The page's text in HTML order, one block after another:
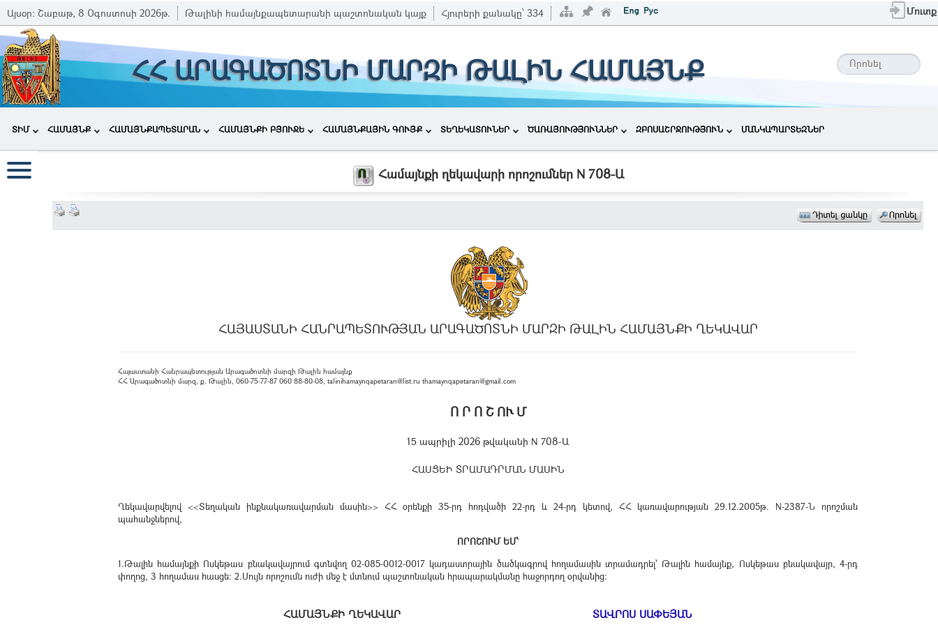
Այսօր: Շաբաթ, 8 Օգոստոսի 2026թ. Թալինի համայնքապետարանի պաշտոնական կայք Հյուրերի քանակը՝ 334 Մուտք
ՀՀ ԱՐԱԳԱԾՈՏՆԻ ՄԱՐԶԻ ԹԱԼԻՆ ՀԱՄԱՅՆՔ
ՏԻՄ ՀԱՄԱՅՆՔ ՀԱՄԱՅՆՔԱՊԵՏԱՐԱՆ ՀԱՄԱՅՆՔԻ ԲՅՈՒՋԵ ՀԱՄԱՅՆՔԱՅԻՆ ԳՈՒՅՔ ՏԵՂԵԿԱՏՈՒՆԵՐ ԾԱՌԱՅՈՒԹՅՈՒՆՆԵՐ ԶԲՈՍԱՇՐՋՈՒԹՅՈՒՆ ՄԱՆԿԱՊԱՐՏԵԶՆԵՐ
Համայնքի ղեկավարի որոշումներ N 708-Ա
ՀԱՅԱՍՏԱՆԻ ՀԱՆՐԱՊԵՏՈՒԹՅԱՆ ԱՐԱԳԱԾՈՏՆԻ ՄԱՐԶԻ ԹԱԼԻՆ ՀԱՄԱՅՆՔԻ ՂԵԿԱՎԱՐ
Հայաստանի Հանրապետության Արագածոտնի մարզի Թալին համայնք
ՀՀ Արագածոտնի մարզ, ք. Թալին, 060-75-77-87 060 88-80-08, talinihamaynqapetaran@list.ru thamaynqapetaran@gmail.com
Ո Ր Ո Շ ՈՒ Մ
15 ապրիլի 2026 թվականի N 708-Ա
ՀԱՍՑԵԻ ՏՐԱՄԱԴՐՄԱՆ ՄԱՍԻՆ
Ղեկավարվելով <<Տեղական ինքնակառավարման մասին>> ՀՀ օրենքի 35-րդ հոդվածի 22-րդ և 24-րդ կետով, ՀՀ կառավարության 29.12.2005թ. N-2387-Ն որոշման
պահանջներով,
ՈՐՈՇՈՒՄ ԵՄ՝
1.Թալին համայնքի Ոսկեթաս բնակավայրում գտնվող 02-085-0012-0017 կադաստրային ծածկագրով հողամասին տրամադրել՝ Թալին համայնք, Ոսկեթաս բնակավայր, 4-րդ
փողոց, 3 հողամաս հասցե։ 2.Սույն որոշումն ուժի մեջ է մտնում պաշտոնական հրապարակմանը հաջորդող օրվանից:
ՀԱՄԱՅՆՔԻ ՂԵԿԱՎԱՐ ՏԱՎՐՈՍ ՍԱՓԵՅԱՆ